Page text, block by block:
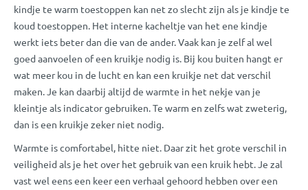
kindje te warm toestoppen kan net zo slecht zijn als je kindje te
koud toestoppen. Het interne kacheltje van het ene kindje
werkt iets beter dan die van de ander. Vaak kan je zelf al wel
goed aanvoelen of een kruikje nodig is. Bij kou buiten hangt er
wat meer kou in de lucht en kan een kruikje net dat verschil
maken. Je kan daarbij altijd de warmte in het nekje van je
kleintje als indicator gebruiken. Te warm en zelfs wat zweterig,
dan is een kruikje zeker niet nodig.
Warmte is comfortabel, hitte niet. Daar zit het grote verschil in
veiligheid als je het over het gebruik van een kruik hebt. Je zal
vast wel eens een keer een verhaal gehoord hebben over een